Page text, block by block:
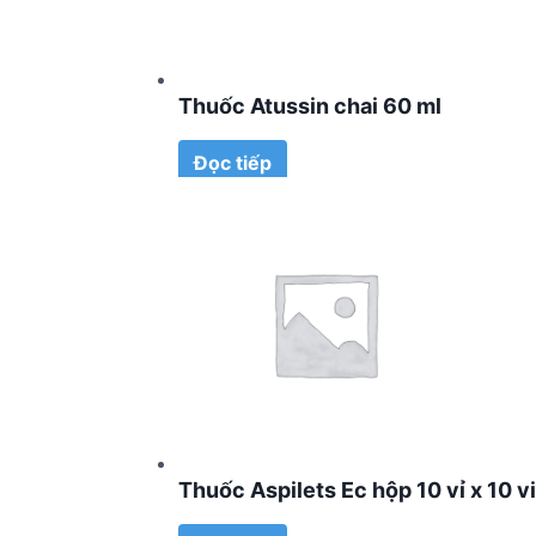
Thuốc Atussin chai 60 ml
Đọc tiếp
Thuốc Aspilets Ec hộp 10 vỉ x 10